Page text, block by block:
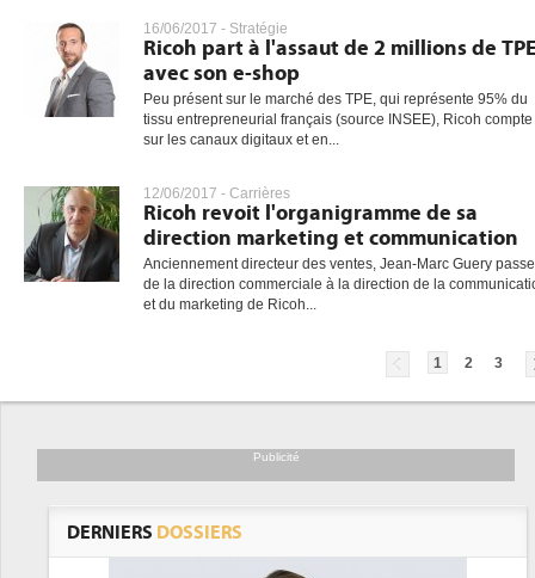
16/06/2017 - Stratégie
Ricoh part à l'assaut de 2 millions de
avec son e-shop
Peu présent sur le marché des TPE, qui représente 95% du
tissu entrepreneurial français (source INSEE), Ricoh compte
sur les canaux digitaux et en...
12/06/2017 - Carrières
Ricoh revoit l'organigramme de sa
direction marketing et communication
Anciennement directeur des ventes, Jean-Marc Guery passe
de la direction commerciale à la direction de la
et du marketing de Ricoh...
1 2 3
Publicité
DERNIERS DOSSIERS